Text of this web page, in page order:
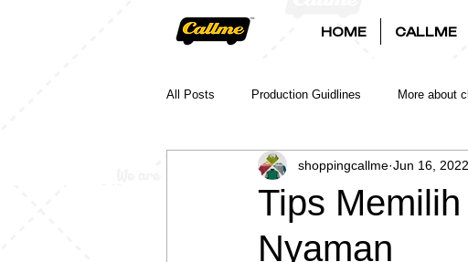
HOME CALLME
All Posts Production Guidlines More about
Tips
Nyaman
shoppingcallme Jun 16, 2022